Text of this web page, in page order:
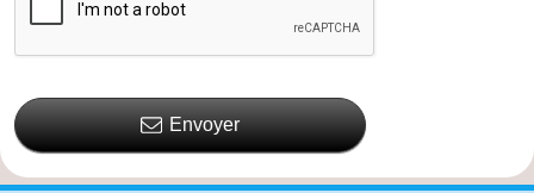
Envoyer